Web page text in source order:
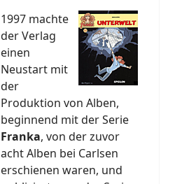
1997 machte
der Verlag
einen
Neustart mit
der
Produktion von Alben,
beginnend mit der Serie
Franka, von der zuvor
acht Alben bei Carlsen
erschienen waren, und